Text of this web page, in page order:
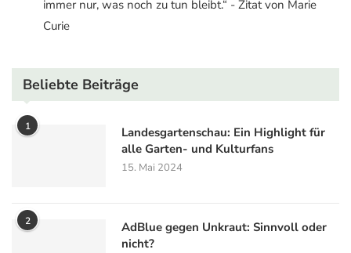
immer nur, was noch zu tun bleibt.“ - Zitat von Marie
Curie
Beliebte Beiträge
1
Landesgartenschau: Ein Highlight für
alle Garten- und Kulturfans
15. Mai 2024
2
AdBlue gegen Unkraut: Sinnvoll oder
nicht?